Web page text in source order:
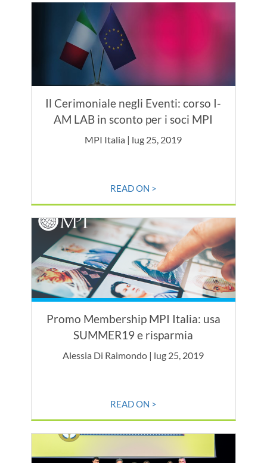
Il Cerimoniale negli Eventi: corso I-
AM LAB in sconto per i soci MPI
MPI Italia | lug 25, 2019
READ ON >
Promo Membership MPI Italia: usa
SUMMER19 e risparmia
Alessia Di Raimondo | lug 25, 2019
READ ON >